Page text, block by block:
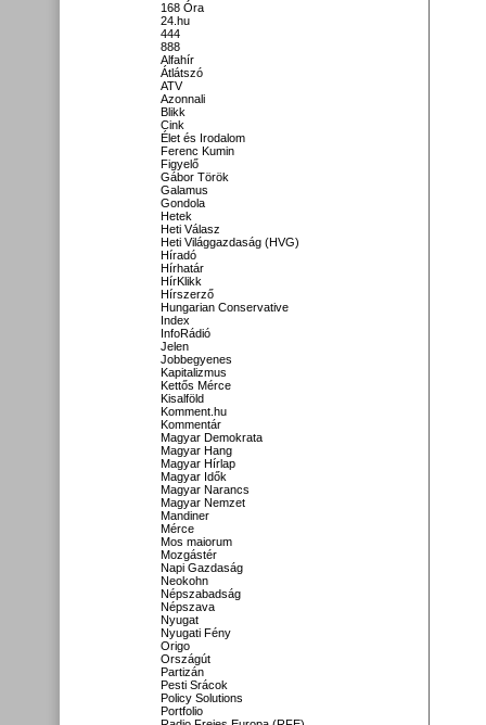
168 Óra
24.hu
444
888
Alfahír
Átlátszó
ATV
Azonnali
Blikk
Cink
Élet és Irodalom
Ferenc Kumin
Figyelő
Gábor Török
Galamus
Gondola
Hetek
Heti Válasz
Heti Világgazdaság (HVG)
Híradó
Hírhatár
HírKlikk
Hírszerző
Hungarian Conservative
Index
InfoRádió
Jelen
Jobbegyenes
Kapitalizmus
Kettős Mérce
Kisalföld
Komment.hu
Kommentár
Magyar Demokrata
Magyar Hang
Magyar Hírlap
Magyar Idők
Magyar Narancs
Magyar Nemzet
Mandiner
Mérce
Mos maiorum
Mozgástér
Napi Gazdaság
Neokohn
Népszabadság
Népszava
Nyugat
Nyugati Fény
Origo
Országút
Partizán
Pesti Srácok
Policy Solutions
Portfolio